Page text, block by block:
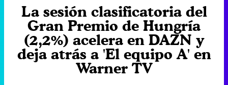
Tráiler en catalán de 'Ravalear', la nueva serie de HBO Max sobre los fondos buitre
La sesión clasificatoria del
Gran Premio de Hungría
(2,2%) acelera en DAZN y
deja atrás a 'El equipo A' en
Warner TV